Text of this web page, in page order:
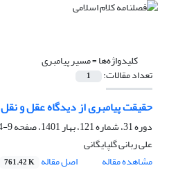
کلیدواژه‌ها =مسیر پیامبری
تعداد مقالات: 1
حقیقت پیامبری از دیدگاه عقل و نقل
دوره 31، شماره 121، بهار 1401، صفحه
9-34
علی ربانی گلپایگانی
مشاهده مقاله
اصل مقاله 761.42 K